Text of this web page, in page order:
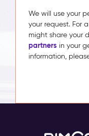
We will use your
your request. For
might share your
partners in your
information,